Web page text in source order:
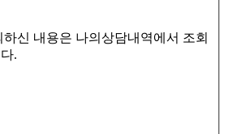
하신 내용은 나의상담내역에서 조회
.